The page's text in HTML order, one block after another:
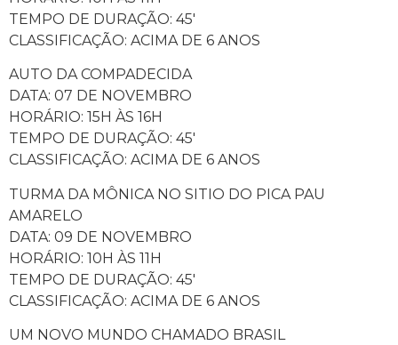
TEMPO DE DURAÇÃO: 45′
CLASSIFICAÇÃO: ACIMA DE 6 ANOS
AUTO DA COMPADECIDA
DATA: 07 DE NOVEMBRO
HORÁRIO: 15H ÀS 16H
TEMPO DE DURAÇÃO: 45′
CLASSIFICAÇÃO: ACIMA DE 6 ANOS
TURMA DA MÔNICA NO SITIO DO PICA PAU
AMARELO
DATA: 09 DE NOVEMBRO
HORÁRIO: 10H ÀS 11H
TEMPO DE DURAÇÃO: 45′
CLASSIFICAÇÃO: ACIMA DE 6 ANOS
UM NOVO MUNDO CHAMADO BRASIL